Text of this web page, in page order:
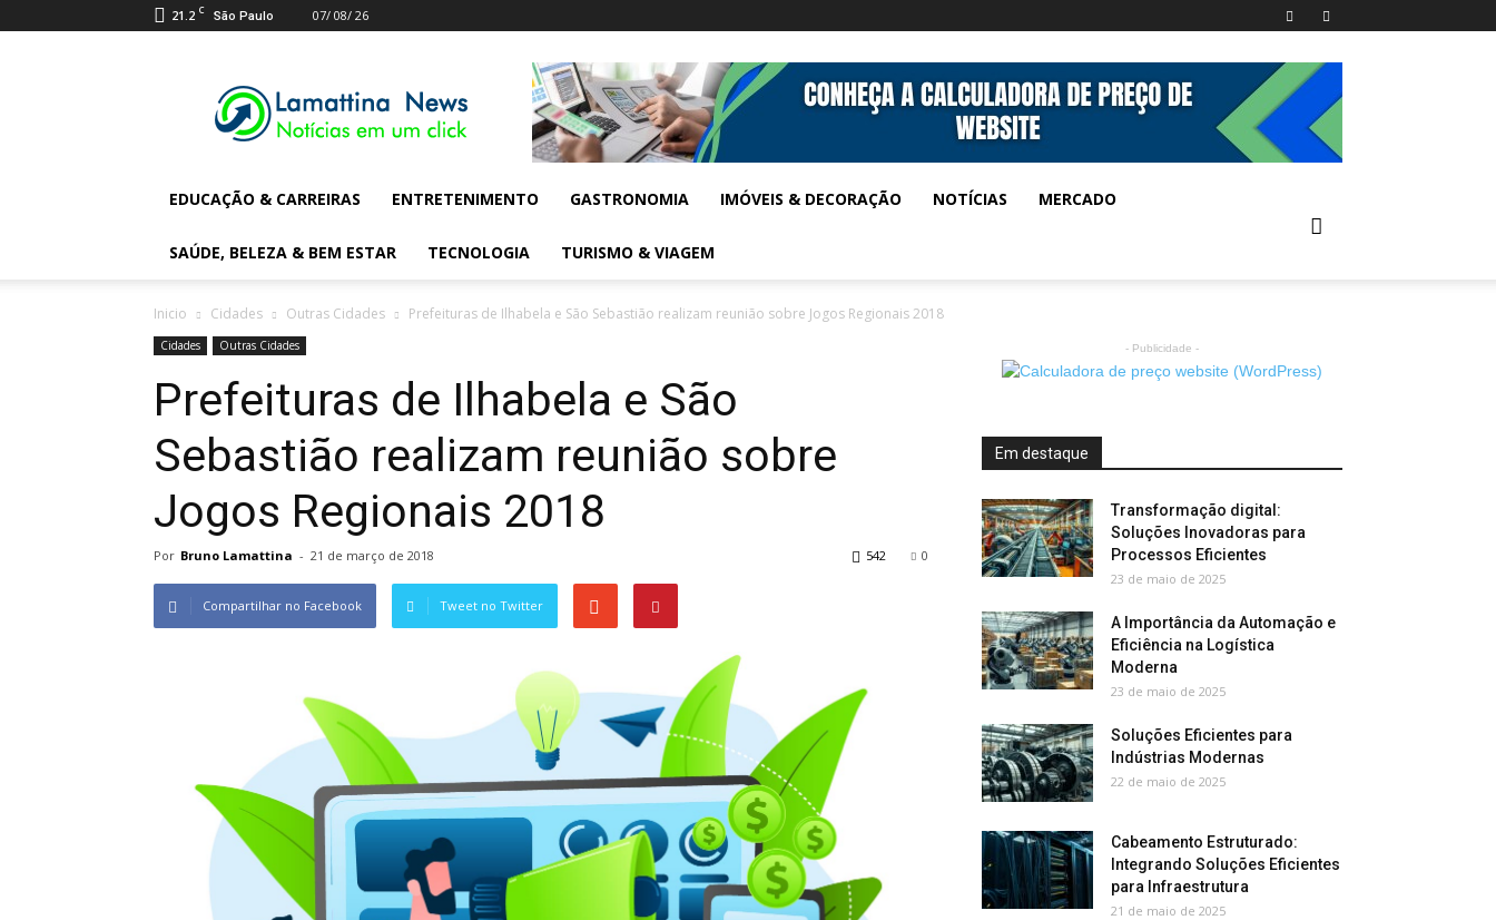
21.2 C São Paulo 07/ 08/ 26
Digital
News
EDUCAÇÃO & CARREIRAS ENTRETENIMENTO GASTRONOMIA IMÓVEIS & DECORAÇÃO NOTÍCIAS MERCADO
SAÚDE, BELEZA & BEM ESTAR TECNOLOGIA TURISMO & VIAGEM
Inicio Cidades Outras Cidades Prefeituras de Ilhabela e São Sebastião realizam reunião sobre Jogos Regionais 2018
Cidades Outras Cidades
Prefeituras de Ilhabela e São
Sebastião realizam reunião sobre
Jogos Regionais 2018
Por Bruno Lamattina - 21 de março de 2018 0
542
Compartilhar no Facebook Tweet no Twitter
- Publicidade -
Em destaque
Transformação digital:
Soluções Inovadoras para
Processos Eficientes
23 de maio de 2025
A Importância da Automação e
Eficiência na Logística
Moderna
23 de maio de 2025
Soluções Eficientes para
Indústrias Modernas
22 de maio de 2025
Cabeamento Estruturado:
Integrando Soluções Eficientes
para Infraestrutura
21 de maio de 2025